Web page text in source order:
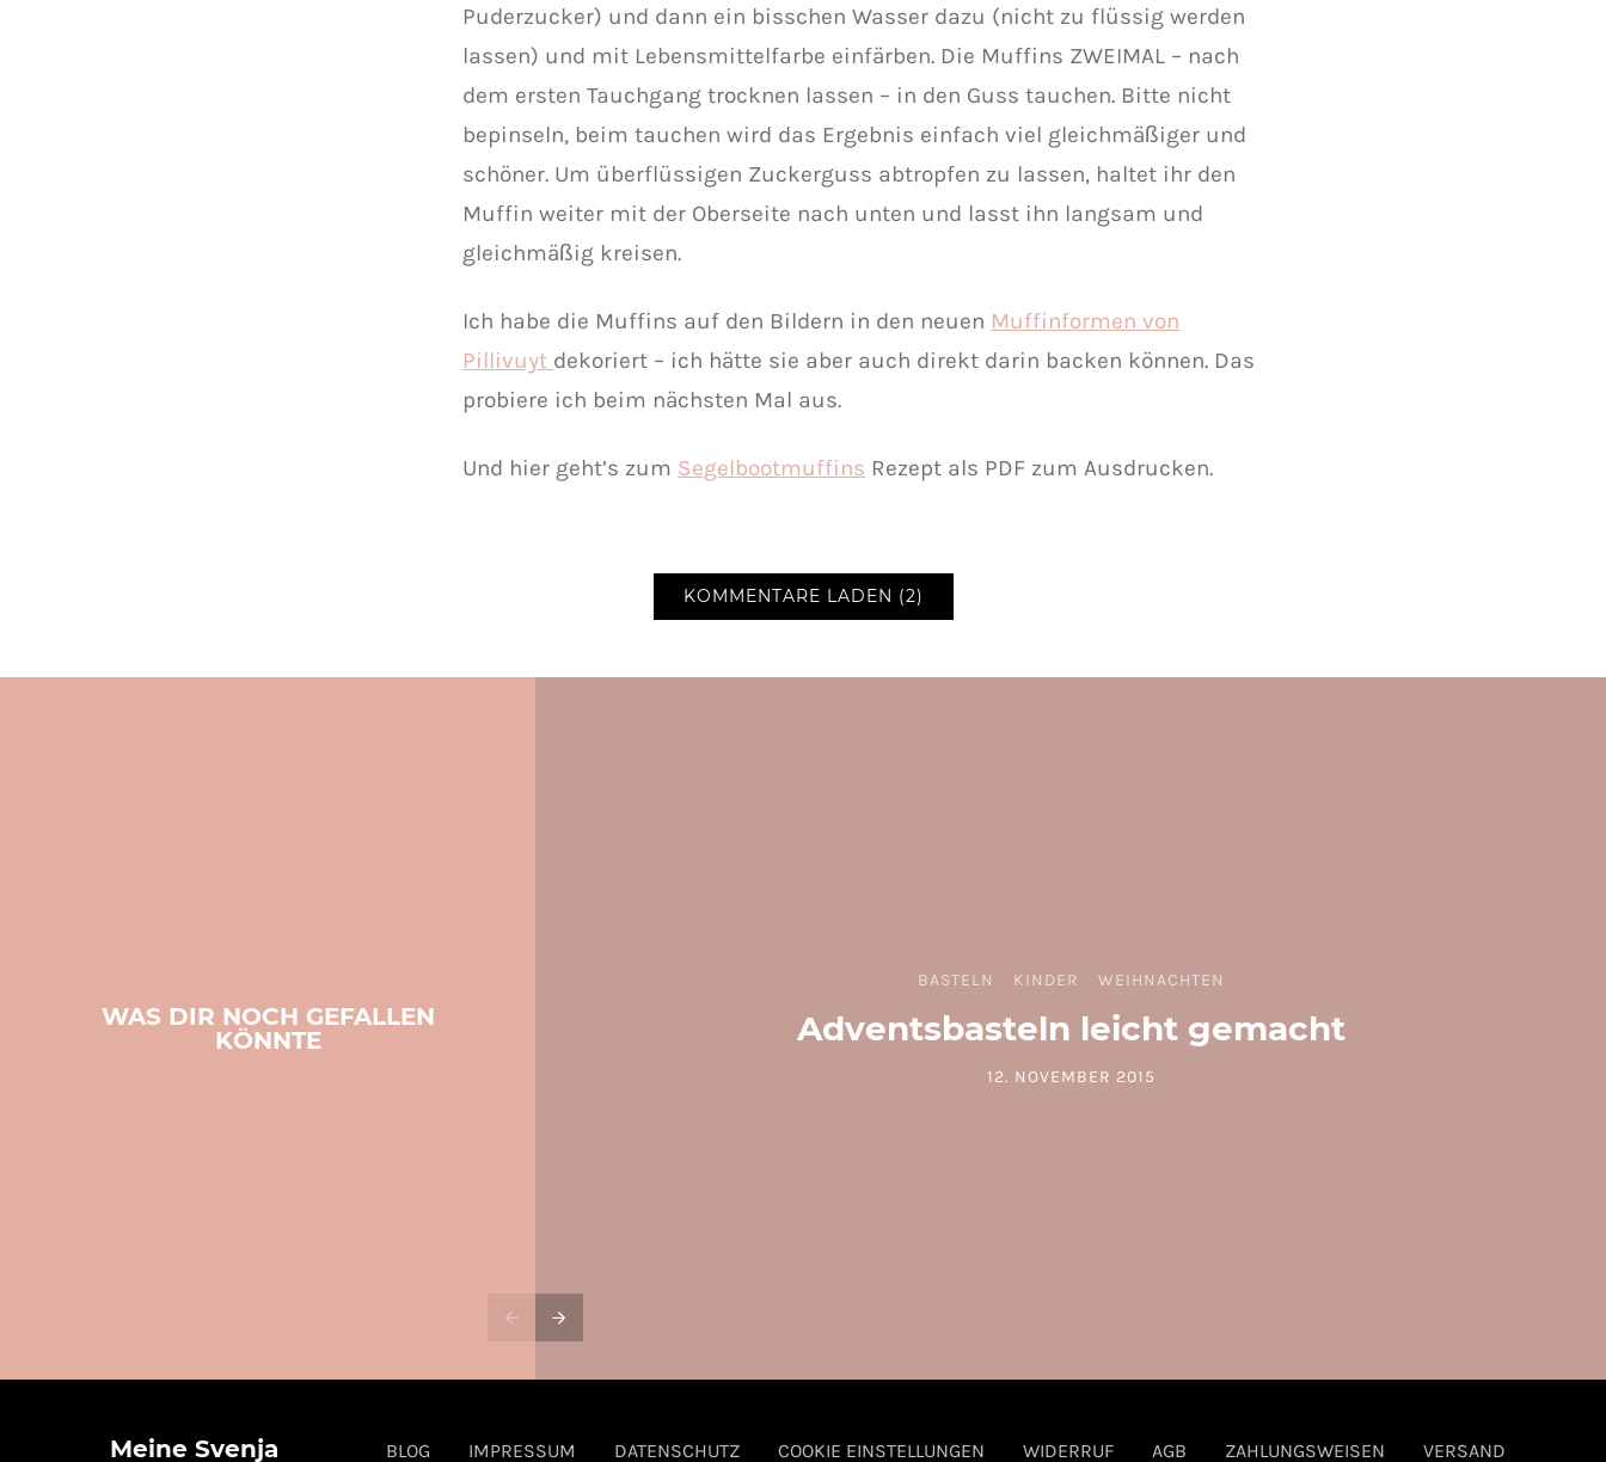
Puderzucker) und dann ein bisschen Wasser dazu (nicht zu flüssig werden
lassen) und mit Lebensmittelfarbe einfärben. Die Muffins ZWEIMAL – nach
dem ersten Tauchgang trocknen lassen – in den Guss tauchen. Bitte nicht
bepinseln, beim tauchen wird das Ergebnis einfach viel gleichmäßiger und
schöner. Um überflüssigen Zuckerguss abtropfen zu lassen, haltet ihr den
Muffin weiter mit der Oberseite nach unten und lasst ihn langsam und
gleichmäßig kreisen.
Ich habe die Muffins auf den Bildern in den neuen Muffinformen von
Pillivuyt dekoriert – ich hätte sie aber auch direkt darin backen können. Das
probiere ich beim nächsten Mal aus.
Und hier geht’s zum Segelbootmuffins Rezept als PDF zum Ausdrucken.
KOMMENTARE LADEN (2)
WAS DIR NOCH GEFALLEN
KÖNNTE
BASTELN KINDER WEIHNACHTEN
Adventsbasteln leicht gemacht
POSTED ON
12. NOVEMBER 2015
Meine Svenja BLOG IMPRESSUM DATENSCHUTZ COOKIE EINSTELLUNGEN WIDERRUF AGB ZAHLUNGSWEISEN VERSAND